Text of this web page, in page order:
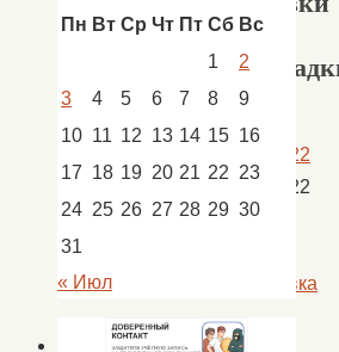
для
25.02.2022
25.02.2022
Новости
Сокрутовка
Пн Вт Ср Чт Пт Сб Вс
1
2
3
4 5 6 7 8
9
10 11 12 13 14 15 16
17 18 19 20 21 22 23
24 25 26 27 28 29 30
31
« Июл